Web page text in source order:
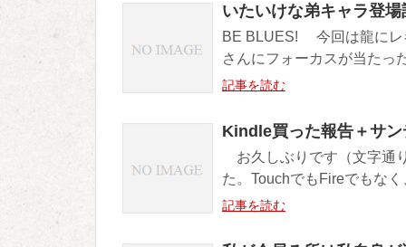
いたいけな弟キャラ登
BE BLUES! 今回は龍にレ
さんにフォーカスが当たっ
記事を読む
Kindle買った報告＋サ
お久しぶりです（文字通
た。TouchでもFireでもな
記事を読む